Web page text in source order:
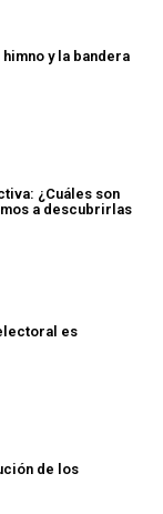
y la bandera
¿Cuáles son
a descubrirlas
es
de los